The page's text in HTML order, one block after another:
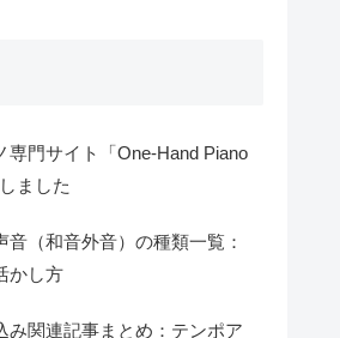
専門サイト「One-Hand Piano
ました
音（和音外音）の種類一覧：
かし方
み関連記事まとめ：テンポア